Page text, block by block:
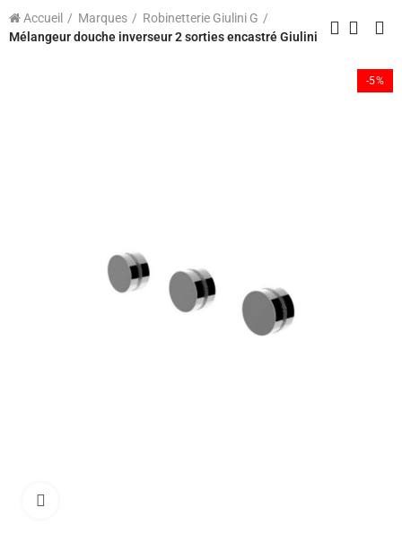
Accueil Marques
Robinetterie Giulini G
Mélangeur douche inverseur 2 sorties encastré Giulini
-5%